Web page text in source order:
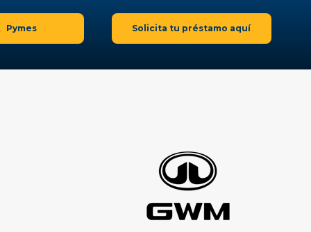
Pymes Solicita tu préstamo aquí